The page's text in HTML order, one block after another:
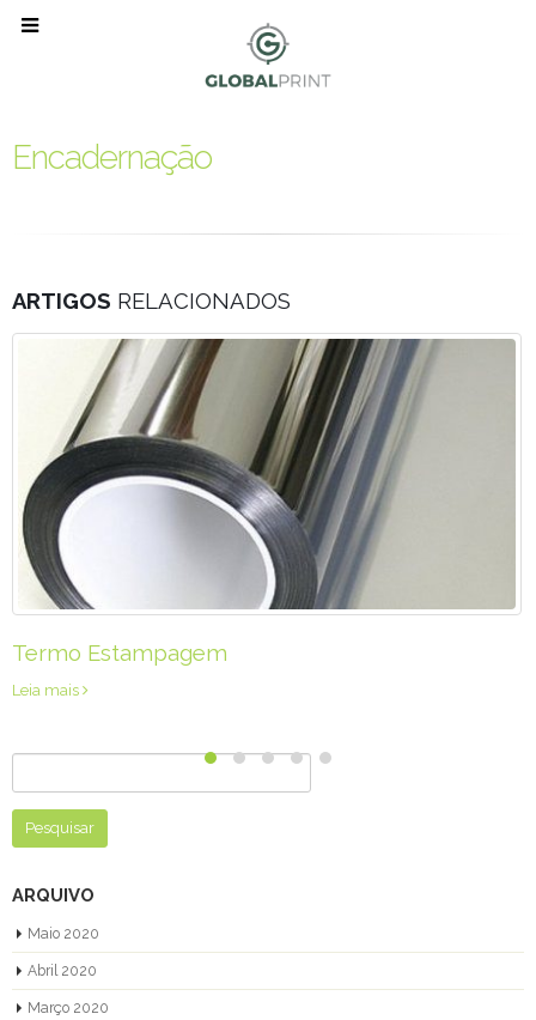
Encadernação
ARTIGOS RELACIONADOS
Relevos
Leia mais
por:
ARQUIVO
Maio 2020
Abril 2020
Março 2020